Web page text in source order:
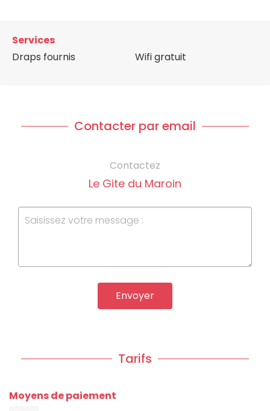
Services
Draps fournis
Wifi gratuit
Contacter par email
Contactez
Le Gite du Maroin
Envoyer
Tarifs
Moyens de paiement